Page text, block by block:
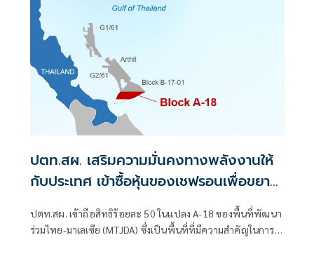
จ่าย สนับสนุนการพัฒนาทักษะและการเรียนรู้นอกห้องเรียน
ของเยาวชนทั่วประเทศ
ปตท.สผ. เสริมความมั่นคงทางพลังงานให้
กับประเทศ เข้าซื้อหุ้นของเชฟรอนเพื่อขยาย
การลงทุนในแปลง A-18 พื้นที่พัฒนาร่วม
ไทย-มาเลเซีย
ปตท.สผ. เข้าถือสิทธิร้อยละ 50 ในแปลง A-18 ของพื้นที่พัฒนา
ร่วมไทย-มาเลเซีย (MTJDA) ซึ่งเป็นพื้นที่ที่มีความสำคัญในการ